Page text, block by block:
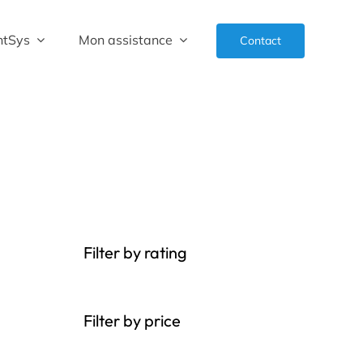
Mon assistance Contact
Filter by rating
Filter by price